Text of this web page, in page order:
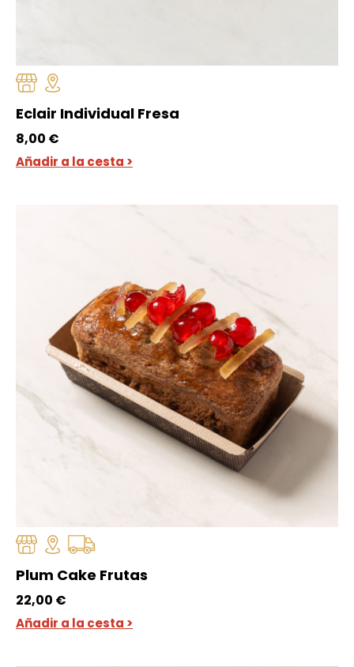
Eclair Individual Fresa
8,00 €
Añadir a la cesta >
Plum Cake Frutas
22,00 €
Añadir a la cesta >